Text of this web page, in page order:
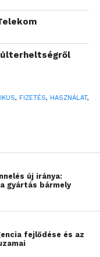
helyen. Az
létrehozni,
belül
való
hogy
, FIZETÉS, HASZNÁLAT,
új iránya:
gyártás bármely
fejlődése és az